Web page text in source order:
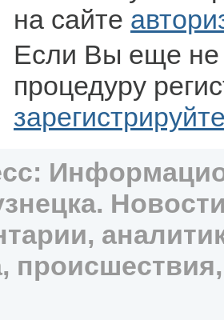
на сайте
Если Вы еще не
процедуру